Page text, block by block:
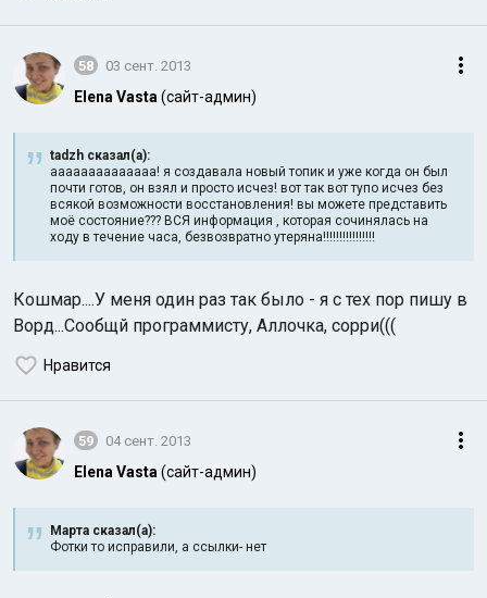
58 03 сент. 2013
Elena Vasta (сайт-админ)
tadzh сказал(а):
аааааааааааааа! я создавала новый топик и уже когда он был
почти готов, он взял и просто исчез! вот так вот тупо исчез без
всякой возможности восстановления! вы можете представить
моё состояние??? ВСЯ информация , которая сочинялась на
ходу в течение часа, безвозвратно утеряна!!!!!!!!!!!!!!!!
Кошмар....У меня один раз так было - я с тех пор пишу в
Ворд...Сообщй программисту, Аллочка, сорри(((
Нравится
59 04 сент. 2013
Elena Vasta (сайт-админ)
Марта сказал(а):
Фотки то исправили, а ссылки- нет